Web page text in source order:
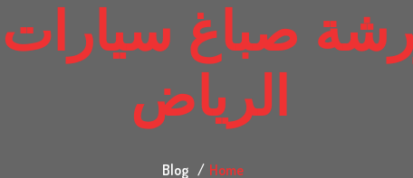
صباغ
الرياض
Home
Blog